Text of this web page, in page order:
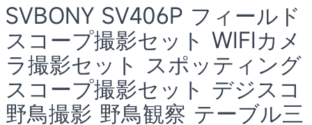
SVBONY SV406P フィールド
スコープ撮影セット WIFIカメ
ラ撮影セット スポッティング
スコープ撮影セット デジスコ
野鳥撮影 野鳥観察 テーブル三